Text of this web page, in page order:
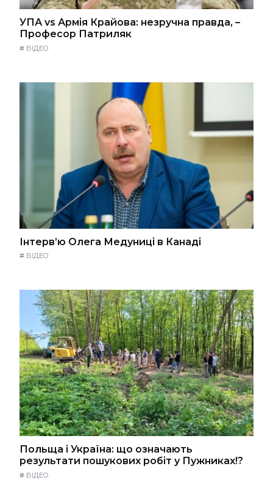
УПА vs Армія Крайова: незручна правда, –
Професор Патриляк
# ВІДЕО
Інтерв’ю Олега Медуниці в Канаді
# ВІДЕО
Польща і Україна: що означають
результати пошукових робіт у Пужниках!?
# ВІДЕО